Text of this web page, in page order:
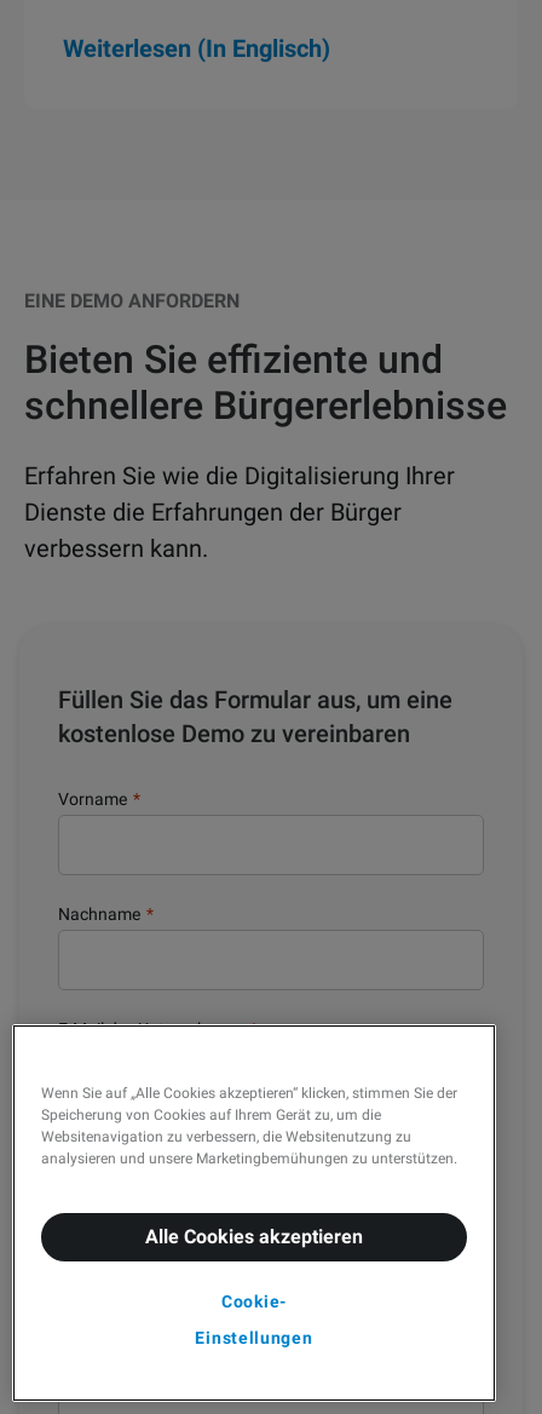
Weiterlesen (In Englisch)
EINE DEMO ANFORDERN
Bieten Sie effiziente und
schnellere Bürgererlebnisse
Erfahren Sie wie die Digitalisierung Ihrer
Dienste die Erfahrungen der Bürger
verbessern kann.
Füllen Sie das Formular aus, um eine
kostenlose Demo zu vereinbaren
Vorname *
Nachname *
E-Mail des Unternehmens*
Unternehmen *
Anzahl der Mitarbeiter*
Wenn Sie auf „Alle Cookies akzeptieren“ klicken, stimmen Sie der
Speicherung von Cookies auf Ihrem Gerät zu, um die
Websitenavigation zu verbessern, die Websitenutzung zu
analysieren und unsere Marketingbemühungen zu unterstützen.
Alle Cookies akzeptieren
Cookie-
Einstellungen